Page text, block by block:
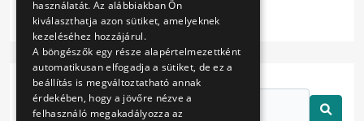
használatát. Az alábbiakban Ön
kiválaszthatja azon sütiket, amelyeknek
kezeléséhez hozzájárul.
A böngészők egy része alapértelmezettként
automatikusan elfogadja a sütiket, de ez a
beállítás is megváltoztatható annak
érdekében, hogy a jövőre nézve a
felhasználó megakadályozza az